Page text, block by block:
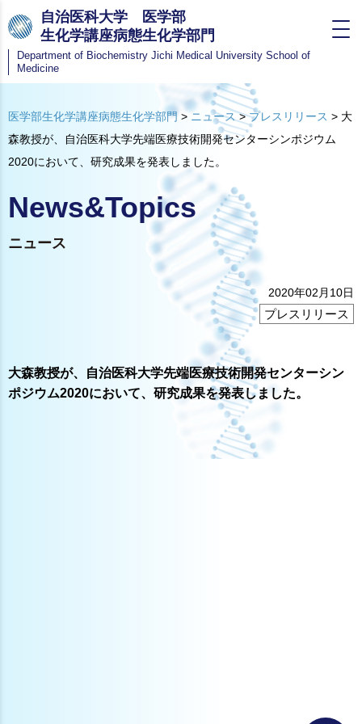
自治医科大学 医学部
生化学講座病態生化学部門
Department of Biochemistry Jichi Medical University School of
Medicine
医学部生化学講座病態生化学部門> ニュース>プレスリリース > 大
森教授が、自治医科大学先端医療技術開発センターシンポジウム
2020において、研究成果を発表しました。
News&Topics
ニュース
2020年02月10日
プレスリリース
大森教授が、自治医科大学先端医療技術開発センターシン
ポジウム2020において、研究成果を発表しました。